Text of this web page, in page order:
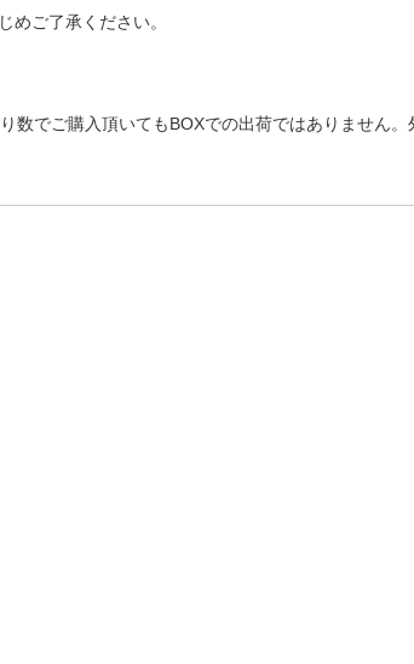
ご了承ください。
でご購入頂いてもBOXでの出荷ではありません。